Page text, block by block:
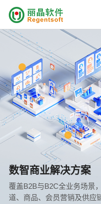
数智商业解决方案
覆盖B2B与B2C全业务场景
道、商品、会员营销及供应